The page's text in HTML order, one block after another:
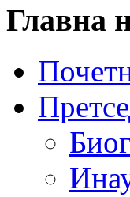
Главна